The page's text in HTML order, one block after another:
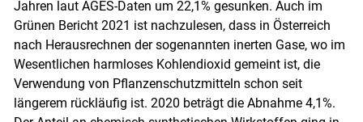
Jahren laut AGES-Daten um 22,1% gesunken. Auch im
Grünen Bericht 2021 ist nachzulesen, dass in Österreich
nach Herausrechnen der sogenannten inerten Gase, wo im
Wesentlichen harmloses Kohlendioxid gemeint ist, die
Verwendung von Pflanzenschutzmitteln schon seit
längerem rückläufig ist. 2020 beträgt die Abnahme 4,1%.